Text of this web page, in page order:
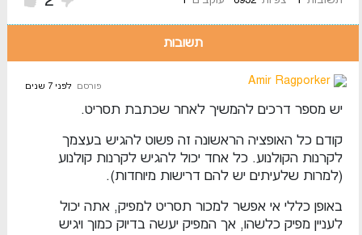
תשובות
Amir Ragporker פורסם לפני 7 שנים
יש מספר דרכים להמשיך לאחר שכתבת תסריט.
קודם כל האופציה הראשונה זה פשוט להגיש בעצמך
לקרנות הקולנוע. כל אחד יכול להגיש לקרנות קולנוע
(למרות שלעיתים יש להם דרישות מיוחדות).
באופן כללי אי אפשר למכור תסריט למפיק, אתה יכול
לעניין מפיק כלשהו, אך המפיק יעשה בדיוק כמוך ויגיש